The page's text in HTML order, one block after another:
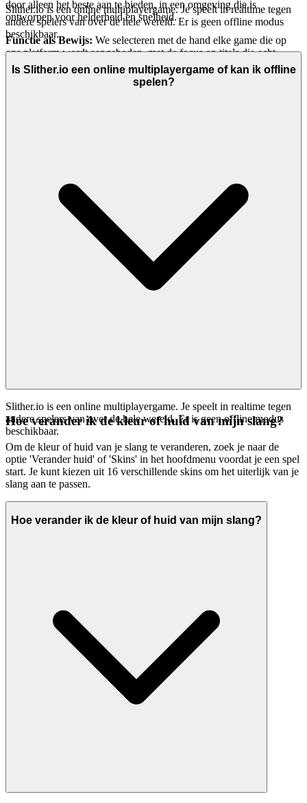
door alleen het beste aan te bieden, in een omgeving die is
ontworpen voor helderheid en snelheid.
Functie als Bewijs: We selecteren met de hand elke game die op
ons platform wordt aangeboden, met de focus op titels die echt
plezier, herspeelbaarheid en inherente kwaliteit bieden. Onze
interface is schoon, snel en onopvallend, vrij van overmatige
advertenties, storende pop-ups of trage prestaties. We geven
Slither.io is een online multiplayergame. Je speelt in realtime tegen
andere spelers van over de hele wereld. Er is geen offline modus
beschikbaar.
Is Slither.io een online multiplayergame of kan ik offline
spelen?
Slither.io is een online multiplayergame. Je speelt in realtime tegen
andere spelers van over de hele wereld. Er is geen offline modus
beschikbaar.
Hoe verander ik de kleur of huid van mijn slang?
Om de kleur of huid van je slang te veranderen, zoek je naar de
optie 'Verander huid' of 'Skins' in het hoofdmenu voordat je een spel
start. Je kunt kiezen uit 16 verschillende skins om het uiterlijk van je
slang aan te passen.
Hoe verander ik de kleur of huid van mijn slang?